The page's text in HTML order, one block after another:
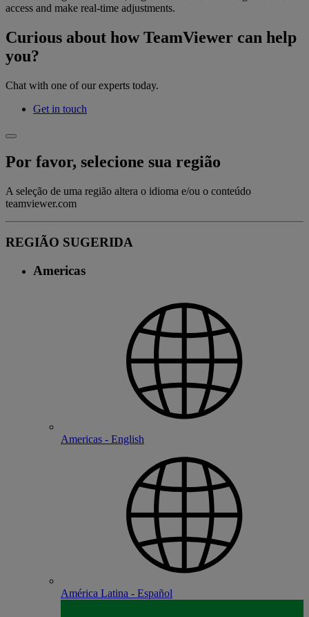
access and make real-time adjustments.
Curious about how TeamViewer can help
you?
Chat with one of our experts today.
Get in touch
Por favor, selecione sua região
A seleção de uma região altera o idioma e/ou o conteúdo
teamviewer.com
REGIÃO SUGERIDA
Americas
Americas - English
América Latina - Español